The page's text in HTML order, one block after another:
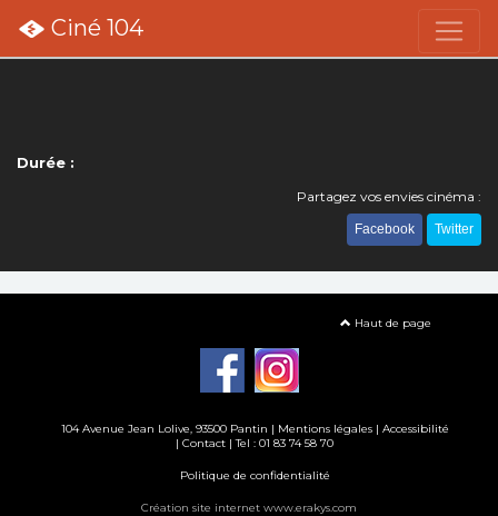
Ciné 104
Durée :
Partagez vos envies cinéma :
Facebook Twitter
Haut de page
104 Avenue Jean Lolive, 93500 Pantin | Mentions légales| Accessibilité
| Contact | Tel : 01 83 74 58 70
Politique de confidentialité
Création site internet www.erakys.com